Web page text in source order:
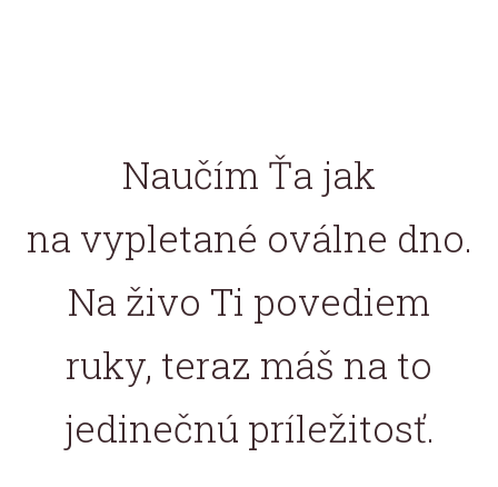
Naučím Ťa jak
na vypletané oválne dno.
Na živo Ti povediem
ruky, teraz máš na to
jedinečnú príležitosť.